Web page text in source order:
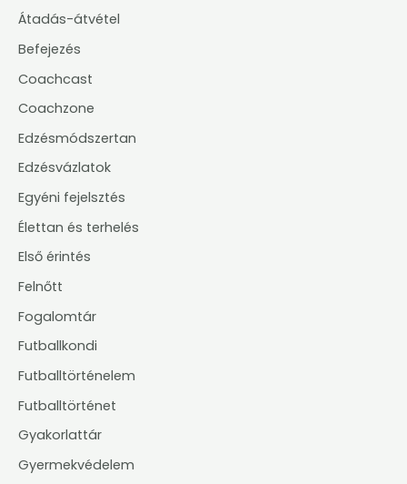
Átadás-átvétel
Befejezés
Coachcast
Coachzone
Edzésmódszertan
Edzésvázlatok
Egyéni fejelsztés
Élettan és terhelés
Első érintés
Felnőtt
Fogalomtár
Futballkondi
Futballtörténelem
Futballtörténet
Gyakorlattár
Gyermekvédelem